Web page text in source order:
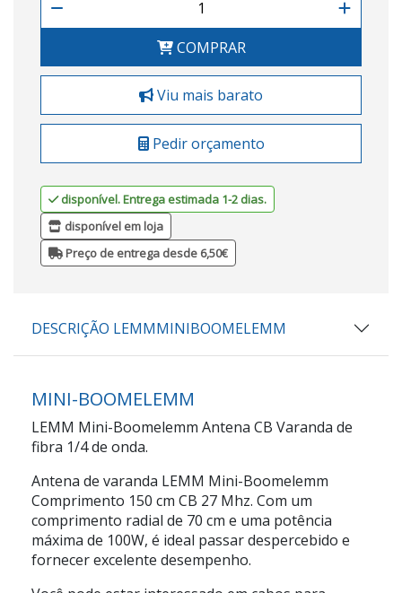
COMPRAR
Viu mais barato
Pedir orçamento
disponível. Entrega estimada 1-2 dias.
disponível em loja
Preço de entrega desde 6,50€
DESCRIÇÃO LEMMMINIBOOMELEMM
MINI-BOOMELEMM
LEMM Mini-Boomelemm Antena CB Varanda de
fibra 1/4 de onda.
Antena de varanda LEMM Mini-Boomelemm
Comprimento 150 cm CB 27 Mhz. Com um
comprimento radial de 70 cm e uma potência
máxima de 100W, é ideal passar despercebido e
fornecer excelente desempenho.